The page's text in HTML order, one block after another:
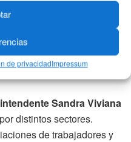
de privacidadImpressum
Sandra Viviana
distintos sectores.
de trabajadores y